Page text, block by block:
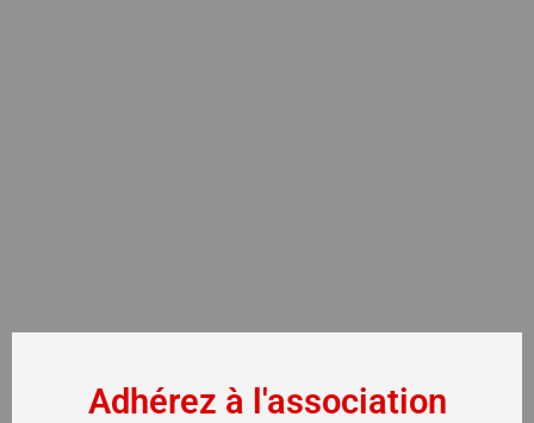
Adhérez à l'association